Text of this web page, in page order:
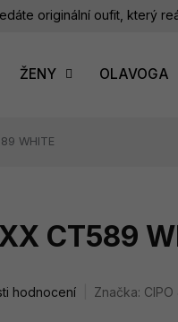
originální oufit, který
ŽENY OLAVOGA
WHITE
CT589
hodnocení Značka: CIPO